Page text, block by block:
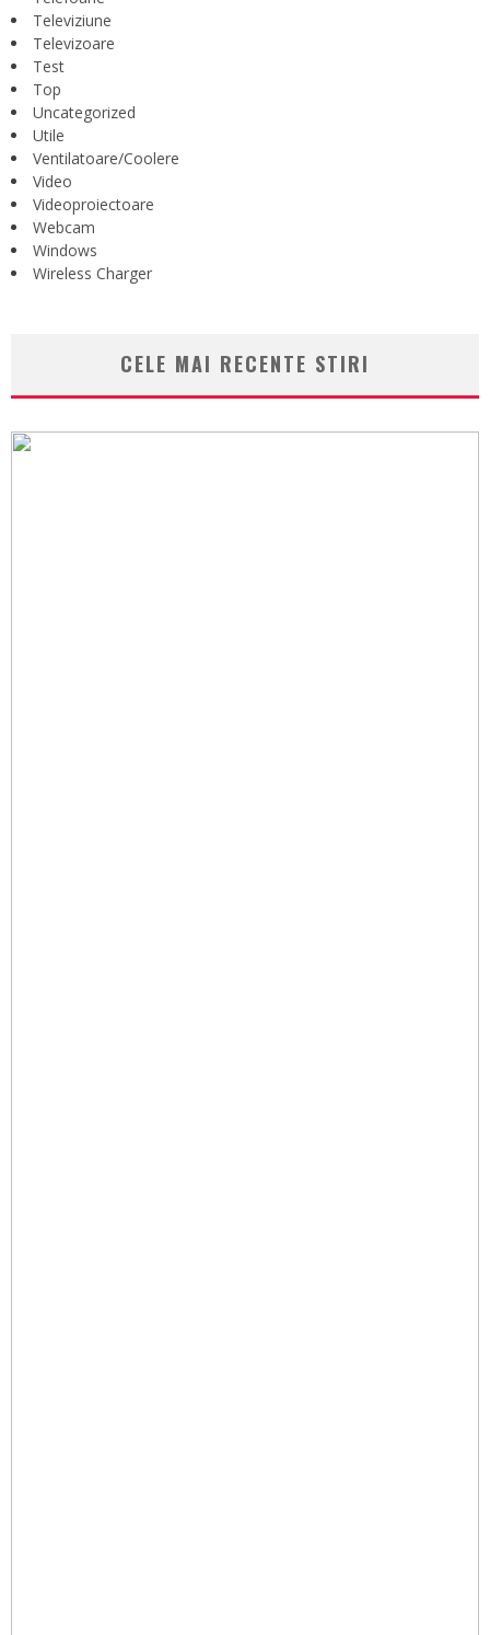
Televiziune
Televizoare
Test
Top
Uncategorized
Utile
Ventilatoare/Coolere
Video
Videoproiectoare
Webcam
Windows
Wireless Charger
CELE MAI RECENTE STIRI